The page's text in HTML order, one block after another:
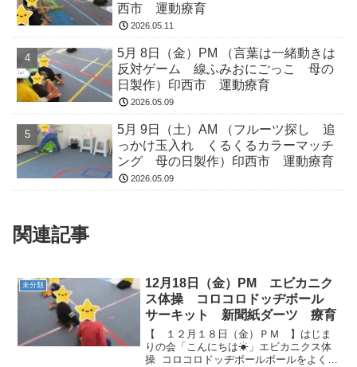
西市 運動療育
2026.05.11
5月 8日（金）PM （言葉は一緒動きは
反対ゲーム 線ふみおにごっこ 母の
日製作）印西市 運動療育
2026.05.09
5月 9日（土）AM （フルーツ探し 追
っかけ玉入れ くるくるカラーマッチ
ング 母の日製作）印西市 運動療育
2026.05.09
関連記事
未分類
12月18日（金）PM エビカニク
ス体操 コロコロドッヂボール
サーキット 新聞紙ダーツ 療育
【 １２月１８日（金）ＰＭ 】はじま
りの会「こんにちは☀」エビカニクス体
操 コロコロドッヂボールボールをよく見